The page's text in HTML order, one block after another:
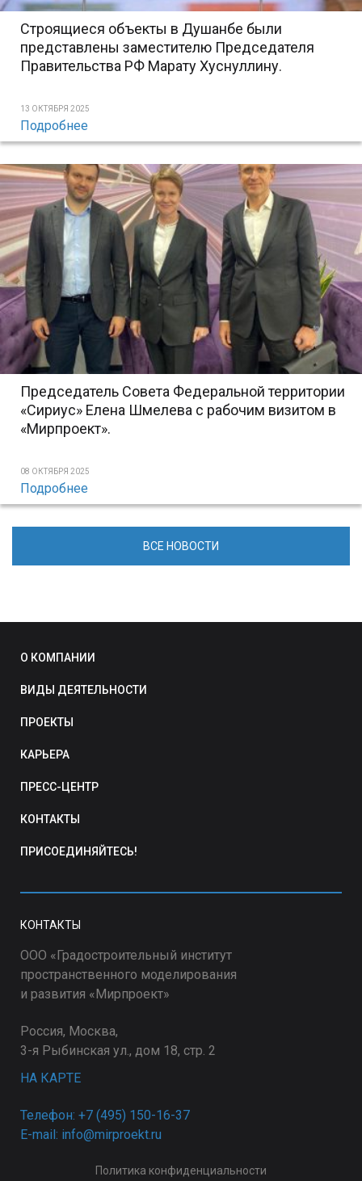
Строящиеся объекты в Душанбе были
представлены заместителю Председателя
Правительства РФ Марату Хуснуллину.
13 ОКТЯБРЯ 2025
Подробнее
Председатель Совета Федеральной территории
«Сириус» Елена Шмелева с рабочим визитом в
«Мирпроект».
08 ОКТЯБРЯ 2025
Подробнее
ВСЕ НОВОСТИ
О КОМПАНИИ
ВИДЫ ДЕЯТЕЛЬНОСТИ
ПРОЕКТЫ
КАРЬЕРА
ПРЕСС-ЦЕНТР
КОНТАКТЫ
ПРИСОЕДИНЯЙТЕСЬ!
КОНТАКТЫ
ООО «Градостроительный институт
пространственного моделирования
и развития «Мирпроект»
Россия, Москва,
3-я Рыбинская ул., дом 18, стр. 2
НА КАРТЕ
Телефон: +7 (495) 150-16-37
E-mail: info@mirproekt.ru
Политика конфиденциальности